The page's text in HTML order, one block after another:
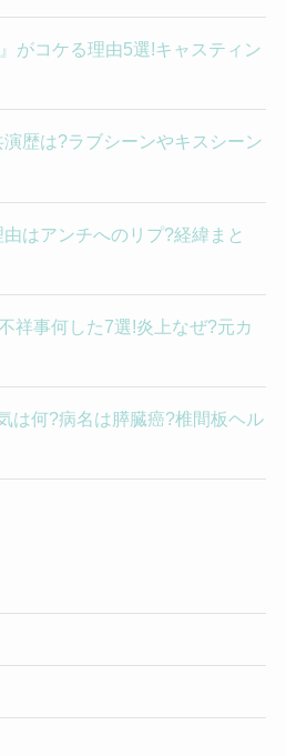
がコケる理由5選!キャスティン
歴は?ラブシーンやキスシーン
由はアンチへのリプ?経緯まと
祥事何した7選!炎上なぜ?元カ
は何?病名は膵臓癌?椎間板ヘル